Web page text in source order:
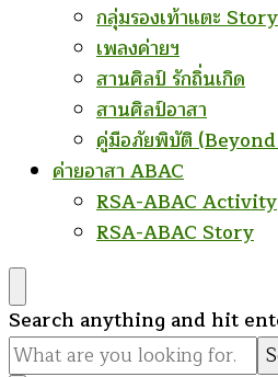
กลุ่มรองเท้าแตะ Story
เพลงค่ายฯ
สานศิลป์ รักถิ่นเกิด
สานศิลป์อาสา
คู่มือภัยพิบัติ
ค่ายอาสา ABAC
RSA-ABAC Activity
RSA-ABAC Story
Looking
for
Search anything and hit